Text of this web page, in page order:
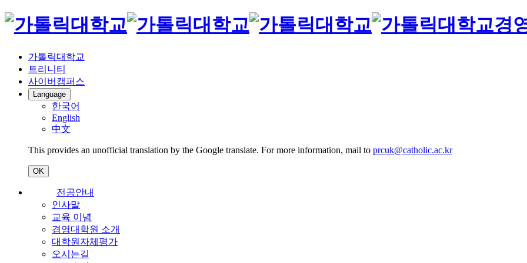
경
가톨릭대학교
트리니티
사이버캠퍼스
Language
한국어
English
中文
This provides an unofficial translation by the Google translate. For more information, mail to prcuk@catholic.ac.kr
OK
전공안내
인사말
교육 이념
경영대학원 소개
대학원자체평가
오시는길